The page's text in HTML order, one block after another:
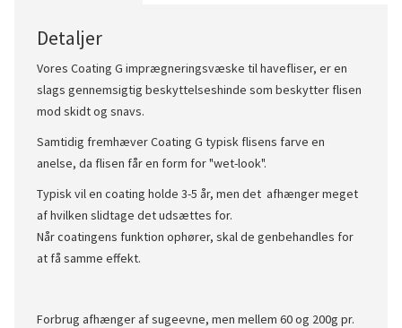
Detaljer
Vores Coating G imprægneringsvæske til havefliser, er en
slags gennemsigtig beskyttelseshinde som beskytter flisen
mod skidt og snavs.
Samtidig fremhæver Coating G typisk flisens farve en
anelse, da flisen får en form for "wet-look".
Typisk vil en coating holde 3-5 år, men det afhænger meget
af hvilken slidtage det udsættes for.
Når coatingens funktion ophører, skal de genbehandles for
at få samme effekt.
Forbrug afhænger af sugeevne, men mellem 60 og 200g pr.